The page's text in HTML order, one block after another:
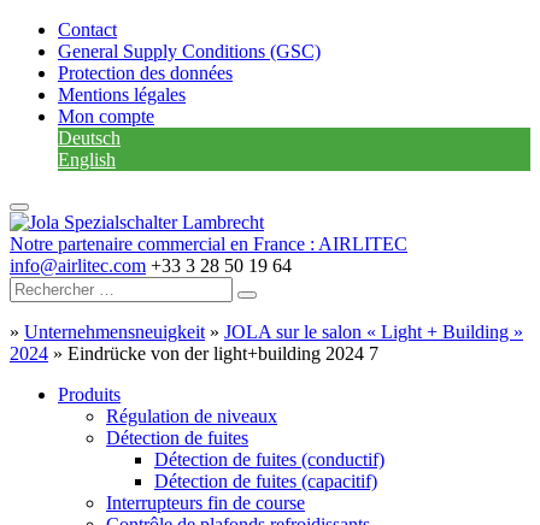
Contact
General Supply Conditions (GSC)
Protection des données
Mentions légales
Mon compte
Deutsch
English
Notre partenaire commercial en France : AIRLITEC
info@airlitec.com +33 3 28 50 19 64
» Unternehmensneuigkeit » JOLA sur le salon « Light + Building »
2024 » Eindrücke von der light+building 2024 7
Produits
Régulation de niveaux
Détection de fuites
Détection de fuites (conductif)
Détection de fuites (capacitif)
Interrupteurs fin de course